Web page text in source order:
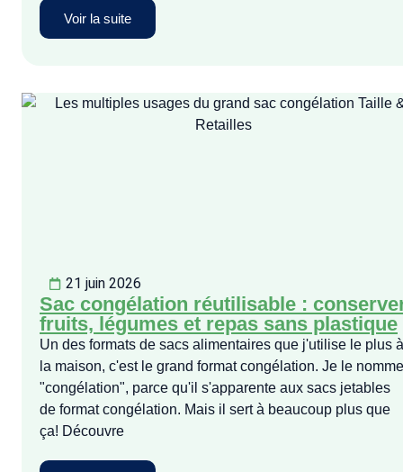
Voir la suite
21 juin 2026
Sac congélation réutilisable :
fruits, légumes et repas sans plastique
Un des formats de sacs alimentaires que j'utilise le plus à
la maison, c'est le grand format congélation. Je le nomme
"congélation", parce qu'il s'apparente aux sacs jetables
de format congélation. Mais il sert à beaucoup plus que
ça! Découvre